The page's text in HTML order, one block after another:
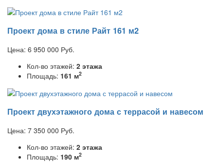
Проект дома в стиле Райт 161 м2
Цена: 6 950 000 Руб.
Кол-во этажей: 2 этажа
Площадь: 161 м2
Проект двухэтажного дома с террасой и навесом
Цена: 7 350 000 Руб.
Кол-во этажей: 2 этажа
Площадь: 190 м2